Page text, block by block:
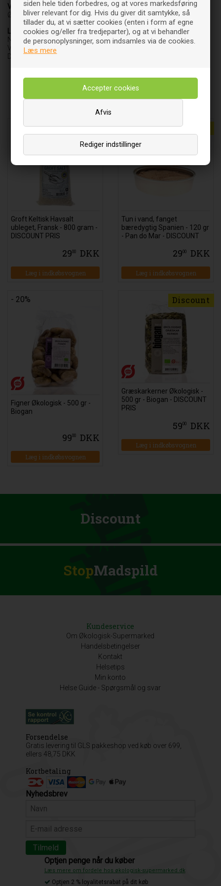
siden hele tiden forbedres, og at vores markedsføring
bliver relevant for dig. Hvis du giver dit samtykke, så
tillader du, at vi sætter cookies (enten i form af egne
cookies og/eller fra tredjeparter), og at vi behandler
de personoplysninger, som indsamles via de cookies.
Læs mere
Rediger indstillinger
Afvis
Varebetegnelse
Økologisk castor oil
Leverandør
NatureSource
Vedbæk Stationsvej 37 C
DK-2950 Vedbæk
Andre købte også
Discount
Groft Keltisk Havsalt
ubleget, Fransk - 800 gram -
DISCOUNT PRIS
2900 DKK
Læg i indkøbsvognen
Discount
Tun i vand, fanget
bæredygtig Spanien - 120 gr
- Pan do Mar - DISCOUNT
2900 DKK
Læg i indkøbsvognen
- 20%
Figner Økologisk - 500 gr -
Biogan
9900 DKK
Læg i indkøbsvognen
Discount
Græskarkerner Økologisk -
500 gr - Biogan - DISCOUNT
PRIS
5900 DKK
Læg i indkøbsvognen
Discount
StopMadspild
Kundeservice
Om Økologisk-Supermarked
Handelsbetingelser
Kontakt
Helsetips
Min konto
Helse Guide - Spørgsmål og svar
Forsendelse
Gratis levering til GLS pakkeshop ved køb over 699,
ellers 48,75 DKK
Kortbetaling
Nyhedsbrev
Optjen penge når du køber
Læs mere om fordele hos økologisk-supermarked.dk
Optjen 2 % loyalitetsrabat på dit køb